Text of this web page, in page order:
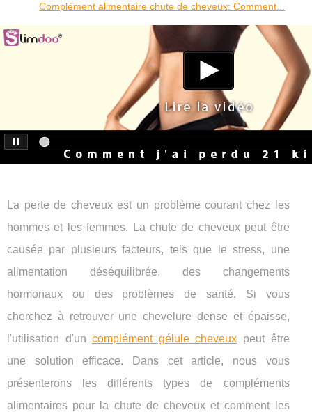
Complément alimentaire chute de cheveux: Comment...
La perte de cheveux est un problème courant chez les
hommes et les femmes. La chute de cheveux peut être
causée par plusieurs facteurs, tels que le stress, une
alimentation déséquilibrée, des changements
hormonaux ou des problèmes de santé. Si vous
cherchez à retrouver une chevelure dense et épaisse,
l'utilisation d'uncomplément gélule cheveux peut être
une solution efficace. Dans cet article, nous vous
présenterons les différents types de compléments
alimentaires pour la chute de cheveux et comment les